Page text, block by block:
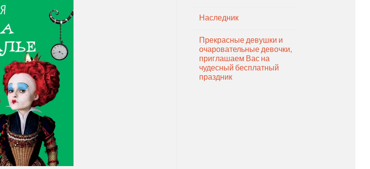
Наследник
Прекрасные девушки и
очаровательные девочки,
приглашаем Вас на
чудесный бесплатный
праздник